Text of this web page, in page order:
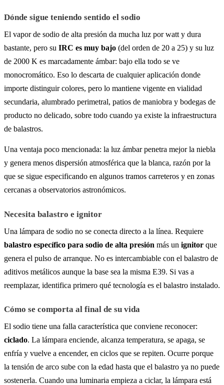
Dónde sigue teniendo sentido el sodio
El vapor de sodio de alta presión da mucha luz por watt y dura
bastante, pero su IRC es muy bajo (del orden de 20 a 25) y su luz
de 2000 K es marcadamente ámbar: bajo ella todo se ve
monocromático. Eso lo descarta de cualquier aplicación donde
importe distinguir colores, pero lo mantiene vigente en vialidad
secundaria, alumbrado perimetral, patios de maniobra y bodegas de
producto no delicado, sobre todo cuando ya existe la infraestructura
de balastros.
Una ventaja poco mencionada: la luz ámbar penetra mejor la niebla
y genera menos dispersión atmosférica que la blanca, razón por la
que se sigue especificando en algunos tramos carreteros y en zonas
cercanas a observatorios astronómicos.
Necesita balastro e ignitor
Una lámpara de sodio no se conecta directo a la línea. Requiere
balastro específico para sodio de alta presión más un ignitor que
genera el pulso de arranque. No es intercambiable con el balastro de
aditivos metálicos aunque la base sea la misma E39. Si vas a
reemplazar, identifica primero qué tecnología es el balastro instalado.
Cómo se comporta al final de su vida
El sodio tiene una falla característica que conviene reconocer:
ciclado. La lámpara enciende, alcanza temperatura, se apaga, se
enfría y vuelve a encender, en ciclos que se repiten. Ocurre porque
la tensión de arco sube con la edad hasta que el balastro ya no puede
sostenerla. Cuando una luminaria empieza a ciclar, la lámpara está